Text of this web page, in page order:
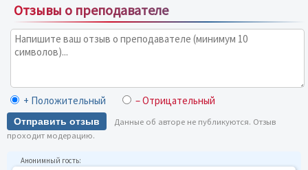
Отзывы о преподавателе
+ Положительный – Отрицательный
Отправить отзыв
Данные об авторе не публикуются. Отзыв
проходит модерацию.